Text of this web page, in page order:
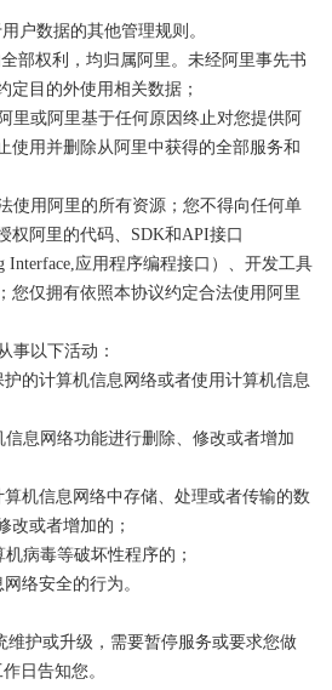
数据的其他管理规则。
部权利，均归属阿里。未经阿里事先书
定目的外使用相关数据；
或阿里基于任何原因终止对您提供阿
使用并删除从阿里中获得的全部服务和
用阿里的所有资源；您不得向任何单
权阿里的代码、SDK和API接口
Interface,应用程序编程接口）、开发工具
您仅拥有依照本协议约定合法使用阿里
以下活动：
的计算机信息网络或者使用计算机信息
息网络功能进行删除、修改或者增加
机信息网络中存储、处理或者传输的数
改或者增加的；
病毒等破坏性程序的；
络安全的行为。
护或升级，需要暂停服务或要求您做
日告知您。